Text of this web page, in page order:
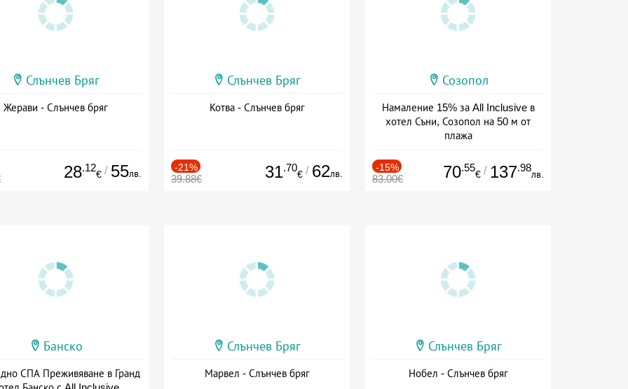
Слънчев Бряг
Жерави - Слънчев бряг
28.12
€ / 55лв.
Слънчев Бряг
Котва - Слънчев бряг
-21%
39.88€ 31.70
€ / 62лв.
Созопол
Намаление 15% за All Inclusive в
хотел Съни, Созопол на 50 м от
плажа
-15%
83.00€ 70.55
€ / 137.98
лв.
Банско
СПА Преживяване в Гранд
Слънчев Бряг
Марвел - Слънчев бряг
Слънчев Бряг
Нобел - Слънчев бряг